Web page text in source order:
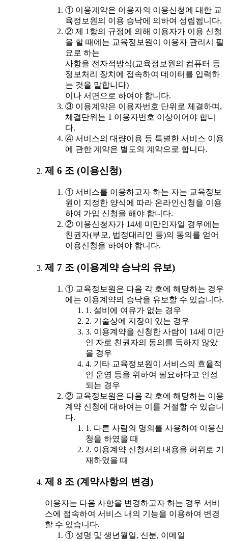
① 이용계약은 이용자의 이용신청에 대한 교
육정보원의 이용 승낙에 의하여 성립됩니다.
② 제 1항의 규정에 의해 이용자가 이용 신청
을 할 때에는 교육정보원이 이용자 관리시 필
요로 하는
사항을 전자적방식(교육정보원의 컴퓨터 등
정보처리 장치에 접속하여 데이터를 입력하
는 것을 말합니다)
이나 서면으로 하여야 합니다.
③ 이용계약은 이용자번호 단위로 체결하며,
체결단위는 1 이용자번호 이상이어야 합니
다.
④ 서비스의 대량이용 등 특별한 서비스 이용
에 관한 계약은 별도의 계약으로 합니다.
제 6 조 (이용신청)
① 서비스를 이용하고자 하는 자는 교육정보
원이 지정한 양식에 따라 온라인신청을 이용
하여 가입 신청을 해야 합니다.
② 이용신청자가 14세 미만인자일 경우에는
친권자(부모, 법정대리인 등)의 동의를 얻어
이용신청을 하여야 합니다.
제 7 조 (이용계약 승낙의 유보)
① 교육정보원은 다음 각 호에 해당하는 경우
에는 이용계약의 승낙을 유보할 수 있습니다.
1. 설비에 여유가 없는 경우
2. 기술상에 지장이 있는 경우
3. 이용계약을 신청한 사람이 14세 미만
인 자로 친권자의 동의를 득하지 않았
을 경우
4. 기타 교육정보원이 서비스의 효율적
인 운영 등을 위하여 필요하다고 인정
되는 경우
② 교육정보원은 다음 각 호에 해당하는 이용
계약 신청에 대하여는 이를 거절할 수 있습니
다.
1. 다른 사람의 명의를 사용하여 이용신
청을 하였을 때
2. 이용계약 신청서의 내용을 허위로 기
재하였을 때
제 8 조 (계약사항의 변경)
이용자는 다음 사항을 변경하고자 하는 경우 서비
스에 접속하여 서비스 내의 기능을 이용하여 변경
할 수 있습니다.
① 성명 및 생년월일, 신분, 이메일